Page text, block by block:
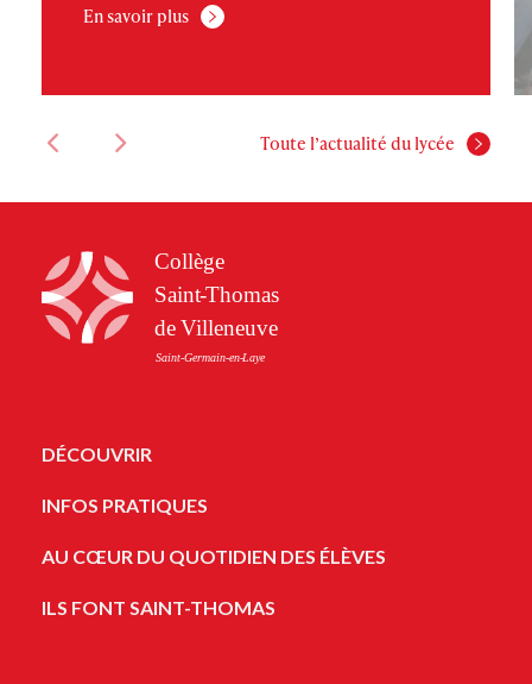
En savoir plus
Toute l’actualité du lycée
DÉCOUVRIR
INFOS PRATIQUES
AU CŒUR DU QUOTIDIEN DES ÉLÈVES
ILS FONT SAINT-THOMAS